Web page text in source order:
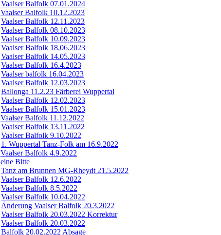
Vaalser Balfolk 07.01.2024
Vaalser Balfolk 10.12.2023
Vaalser Balfolk 12.11.2023
Vaalser Balfolk 08.10.2023
Vaalser Balfolk 10.09.2023
Vaalser Balfolk 18.06.2023
Vaalser Balfolk 14.05.2023
Vaalser Balfolk 16.4.2023
Vaalser balfolk 16.04.2023
Vaalser Balfolk 12.03.2023
Ballonga 11.2.23 Färberei Wuppertal
Vaalser Balfolk 12.02.2023
Vaalser Balfolk 15.01.2023
Vaalser Balfolk 11.12.2022
Vaalser Balfolk 13.11.2022
Vaalser Balfolk 9.10.2022
1. Wuppertal Tanz-Folk am 16.9.2022
Vaalser Balfolk 4.9.2022
eine Bitte
Tanz am Brunnen MG-Rheydt 21.5.2022
Vaalser Balfolk 12.6.2022
Vaalser Balfolk 8.5.2022
Vaalser Balfolk 10.04.2022
Änderung Vaalser Balfolk 20.3.2022
Vaalser Balfolk 20.03.2022 Korrektur
Vaalser Balfolk 20.03.2022
Balfolk 20.02.2022 Absage